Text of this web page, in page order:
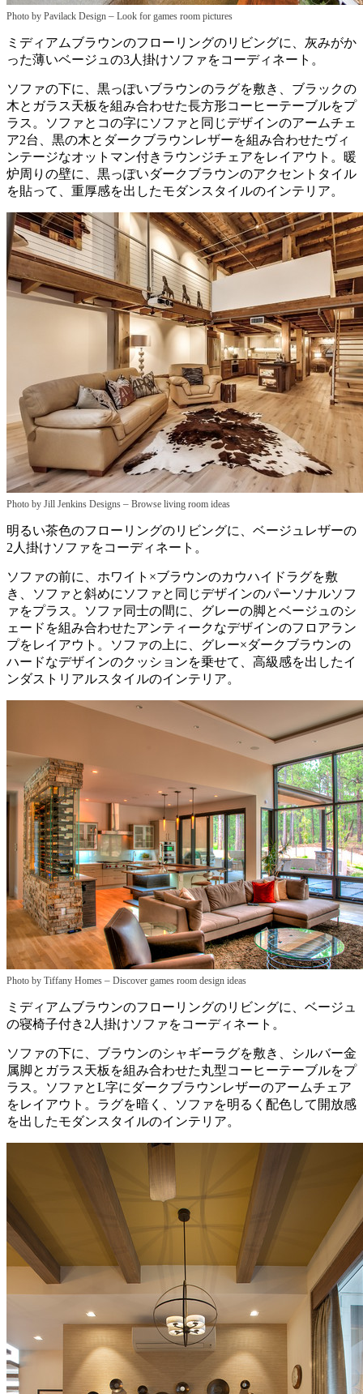
Photo by Pavilack Design – Look for games room pictures
ミディアムブラウンのフローリングのリビングに、灰みがか
った薄いベージュの3人掛けソファをコーディネート。
ソファの下に、黒っぽいブラウンのラグを敷き、ブラックの
木とガラス天板を組み合わせた長方形コーヒーテーブルをプ
ラス。ソファとコの字にソファと同じデザインのアームチェ
ア2台、黒の木とダークブラウンレザーを組み合わせたヴィ
ンテージなオットマン付きラウンジチェアをレイアウト。暖
炉周りの壁に、黒っぽいダークブラウンのアクセントタイル
を貼って、重厚感を出したモダンスタイルのインテリア。
Photo by Jill Jenkins Designs – Browse living room ideas
明るい茶色のフローリングのリビングに、ベージュレザーの
2人掛けソファをコーディネート。
ソファの前に、ホワイト×ブラウンのカウハイドラグを敷
き、ソファと斜めにソファと同じデザインのパーソナルソフ
ァをプラス。ソファ同士の間に、グレーの脚とベージュのシ
ェードを組み合わせたアンティークなデザインのフロアラン
プをレイアウト。ソファの上に、グレー×ダークブラウンの
ハードなデザインのクッションを乗せて、高級感を出したイ
ンダストリアルスタイルのインテリア。
Photo by Tiffany Homes – Discover games room design ideas
ミディアムブラウンのフローリングのリビングに、ベージュ
の寝椅子付き2人掛けソファをコーディネート。
ソファの下に、ブラウンのシャギーラグを敷き、シルバー金
属脚とガラス天板を組み合わせた丸型コーヒーテーブルをプ
ラス。ソファとL字にダークブラウンレザーのアームチェア
をレイアウト。ラグを暗く、ソファを明るく配色して開放感
を出したモダンスタイルのインテリア。